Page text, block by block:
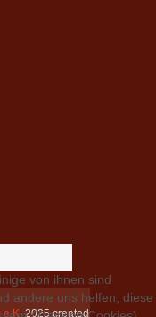
e.K.2025 created
von ihnen sind
andere uns helfen, diese